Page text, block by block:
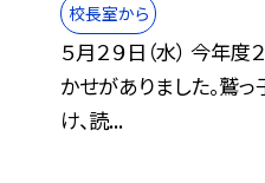
校長室から
５月２９日（水） 今年
かせがありました。鷲
け、読...